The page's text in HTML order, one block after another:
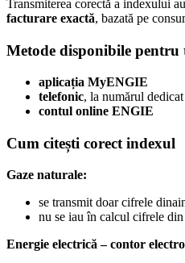
Transmiterea corectă a indexului
facturare exactă, bazată pe
Metode disponibile
aplicația MyENGIE
telefonic, la numărul
contul online ENGIE
Cum citești corect indexul
Gaze naturale:
se transmit doar cifrele
nu se iau în calcul cifrele
Energie electrică – contor